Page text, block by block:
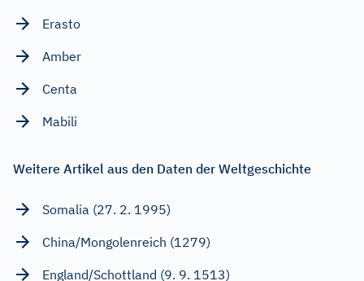
Erasto
Amber
Centa
Mabili
Weitere Artikel aus den Daten der Weltgeschichte
Somalia (27. 2. 1995)
China/Mongolenreich (1279)
England/Schottland (9. 9. 1513)